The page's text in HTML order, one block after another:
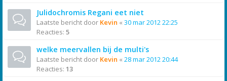
Julidochromis Regani eet niet
Laatste bericht door Kevin « 30 mar 2012 22:25
Reacties: 5
welke meervallen bij de multi's
Laatste bericht door Kevin « 28 mar 2012 20:44
Reacties: 13